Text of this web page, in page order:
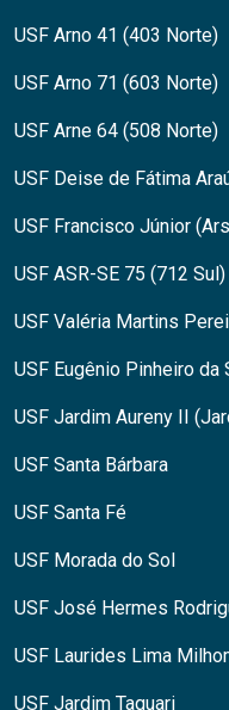
USF Arno 41 (403 Norte)
USF Arno 71 (603 Norte)
USF Arne 64 (508 Norte)
USF Deise de Fátima
USF Francisco Júnior
USF ASR-SE 75 (712 Sul)
USF Valéria Martins
USF Eugênio Pinheiro
USF Jardim Aureny II
USF Santa Bárbara
USF Santa Fé
USF Morada do Sol
USF José Hermes
USF Laurides Lima
USF Jardim Taquari